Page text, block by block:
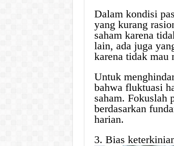
Dalam kondisi
yang kurang
saham karena
lain, ada juga
karena tidak mau
Untuk
bahwa fluktuasi
saham. Fokuslah
berdasarkan
harian.
3. Bias